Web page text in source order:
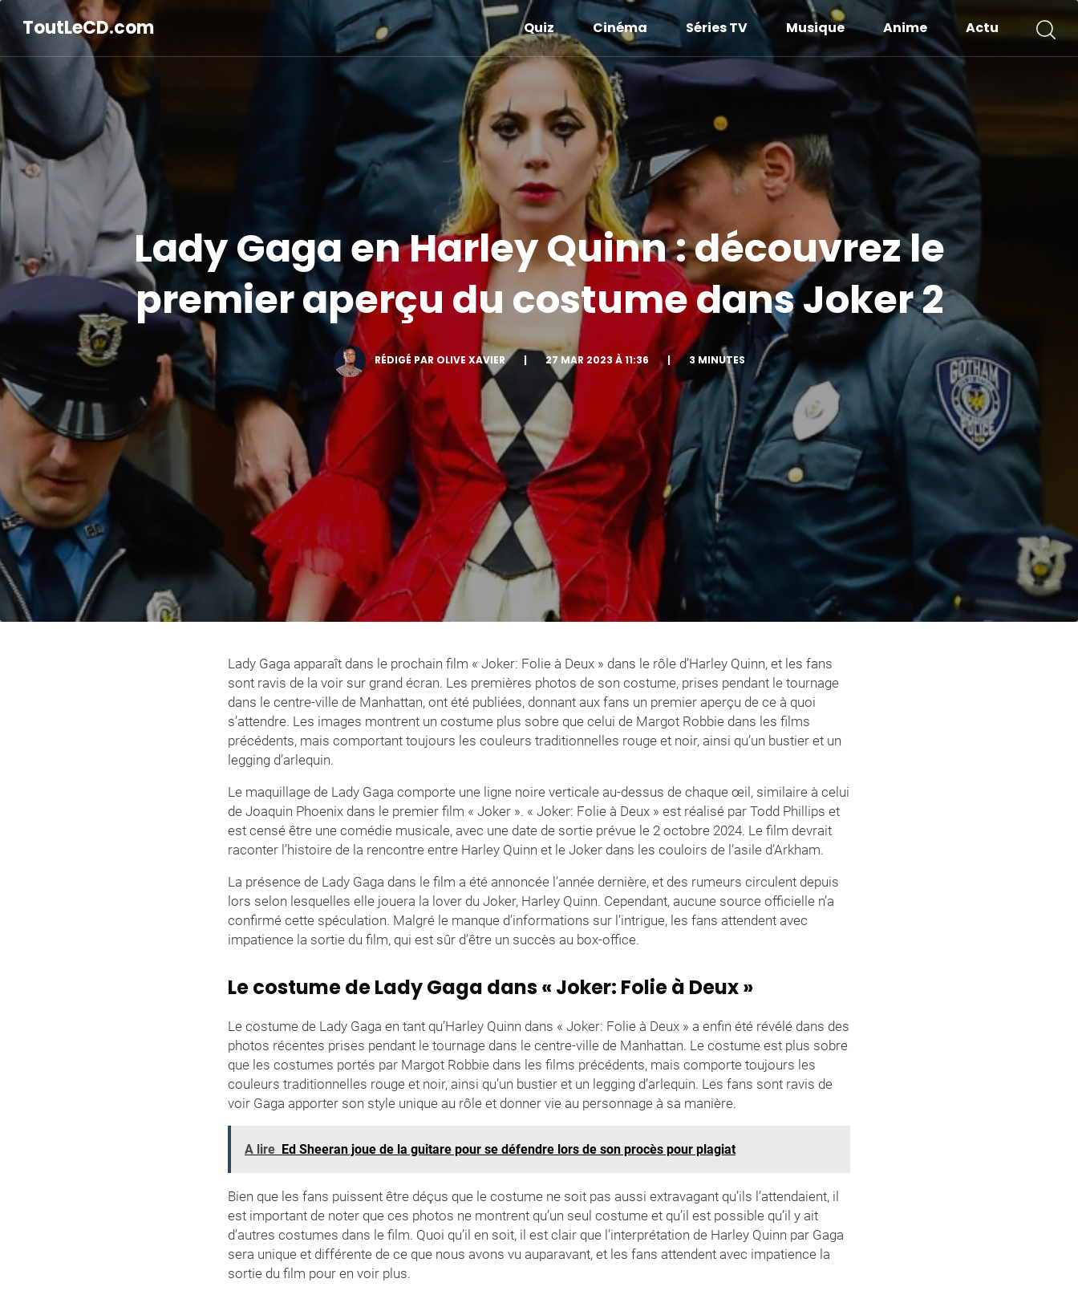
ToutLeCD.com Quiz Cinéma Séries TV Musique Anime Actu
Lady Gaga en Harley Quinn : découvrez le
premier aperçu du costume dans Joker 2
RÉDIGÉ PAR OLIVE XAVIER | 27 MAR 2023 À 11:36 | 3 MINUTES
Lady Gaga apparaît dans le prochain film « Joker: Folie à Deux » dans le rôle d’Harley Quinn, et les fans
sont ravis de la voir sur grand écran. Les premières photos de son costume, prises pendant le tournage
dans le centre-ville de Manhattan, ont été publiées, donnant aux fans un premier aperçu de ce à quoi
s’attendre. Les images montrent un costume plus sobre que celui de Margot Robbie dans les films
précédents, mais comportant toujours les couleurs traditionnelles rouge et noir, ainsi qu’un bustier et un
legging d’arlequin.
Le maquillage de Lady Gaga comporte une ligne noire verticale au-dessus de chaque œil, similaire à celui
de Joaquin Phoenix dans le premier film « Joker ». « Joker: Folie à Deux » est réalisé par Todd Phillips et
est censé être une comédie musicale, avec une date de sortie prévue le 2 octobre 2024. Le film devrait
raconter l’histoire de la rencontre entre Harley Quinn et le Joker dans les couloirs de l’asile d’Arkham.
La présence de Lady Gaga dans le film a été annoncée l’année dernière, et des rumeurs circulent depuis
lors selon lesquelles elle jouera la lover du Joker, Harley Quinn. Cependant, aucune source officielle n’a
confirmé cette spéculation. Malgré le manque d’informations sur l’intrigue, les fans attendent avec
impatience la sortie du film, qui est sûr d’être un succès au box-office.
Le costume de Lady Gaga dans « Joker: Folie à Deux »
Le costume de Lady Gaga en tant qu’Harley Quinn dans « Joker: Folie à Deux » a enfin été révélé dans des
photos récentes prises pendant le tournage dans le centre-ville de Manhattan. Le costume est plus sobre
que les costumes portés par Margot Robbie dans les films précédents, mais comporte toujours les
couleurs traditionnelles rouge et noir, ainsi qu’un bustier et un legging d’arlequin. Les fans sont ravis de
voir Gaga apporter son style unique au rôle et donner vie au personnage à sa manière.
A lire Ed Sheeran joue de la guitare pour se défendre lors de son procès pour plagiat
Bien que les fans puissent être déçus que le costume ne soit pas aussi extravagant qu’ils l’attendaient, il
est important de noter que ces photos ne montrent qu’un seul costume et qu’il est possible qu’il y ait
d’autres costumes dans le film. Quoi qu’il en soit, il est clair que l’interprétation de Harley Quinn par Gaga
sera unique et différente de ce que nous avons vu auparavant, et les fans attendent avec impatience la
sortie du film pour en voir plus.